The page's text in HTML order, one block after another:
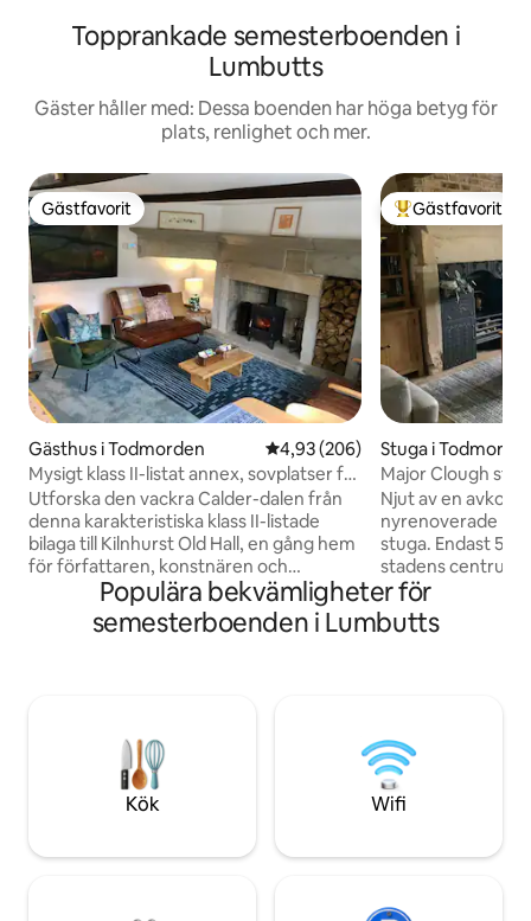
Topprankade semesterboenden i
Lumbutts
Gäster håller med: Dessa boenden har höga betyg för
plats, renlighet och mer.
Gästfavorit
Gästfavorit
Gästhus i Todmorden 4,93 av 5 i genomsnittligt
4,93 (206)
Mysigt klass II-listat annex, sovplatser för
fyra
Utforska den vackra Calder-dalen från
denna karakteristiska klass II-listade
bilaga till Kilnhurst Old Hall, en gång hem
för författaren, konstnären och
resenären William Holt. Vi har en
bekväm dubbelsäng i det nedre
sovrummet, och två enkelsängar eller
fascinerande lokalhistoria, oberoende
butiker och ställen att äta och dricka på.
Vi har också ett säkert utrymme för
cyklister att förvara cyklar!
Populär
Gästfavorit
Stuga i
Major Clough
Njut av en
nyrenoverade
stuga. Endast 5
stadens centrum
restauranger och
bekvämligheter. Stugan ligger bara 5
minuters
boende finns det
direkt utanför,
parkeringsplats i
av stugan finns
Populära bekvämligheter för
semesterboenden i Lumbutts
Kök Wifi